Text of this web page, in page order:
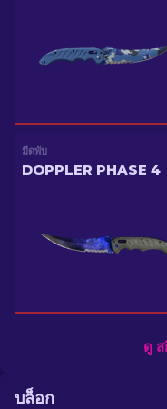
มีดพับ
DOPPLER PHASE 4
ดู
บล็อก